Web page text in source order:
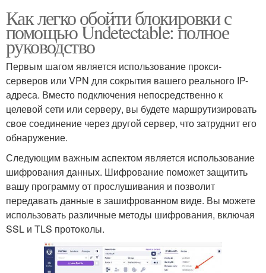
Как легко обойти блокировки с
помощью Undetectable: полное
руководство
Первым шагом является использование прокси-
серверов или VPN для сокрытия вашего реального IP-
адреса. Вместо подключения непосредственно к
целевой сети или серверу, вы будете маршрутизировать
свое соединение через другой сервер, что затруднит его
обнаружение.
Следующим важным аспектом является использование
шифрования данных. Шифрование поможет защитить
вашу программу от прослушивания и позволит
передавать данные в зашифрованном виде. Вы можете
использовать различные методы шифрования, включая
SSL и TLS протоколы.